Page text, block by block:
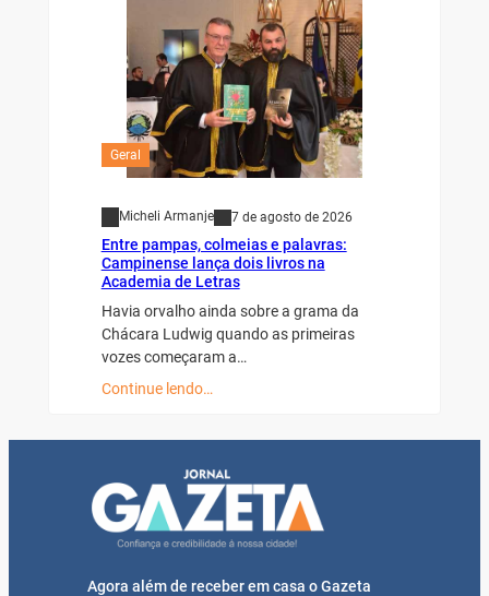
Geral
Micheli Armanje 7 de agosto de 2026
Entre pampas, colmeias e palavras:
Campinense lança dois livros na
Academia de Letras
Havia orvalho ainda sobre a grama da
Chácara Ludwig quando as primeiras
vozes começaram a…
Continue lendo…
Agora além de receber em casa o Gazeta